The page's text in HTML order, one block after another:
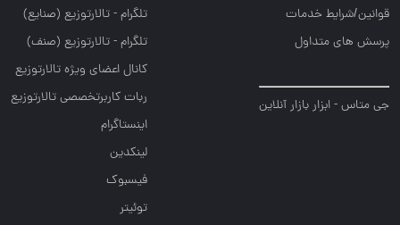
قوانین/شرایط خدمات
پرسش های متداول
جی متاس - ابزار بازار آنلاین
تلگرام - تالارتوزيع (صنايع)
تلگرام - تالارتوزیع (صنف)
کانال اعضای ویژه تالارتوزیع
ربات کاربرتخصصی تالارتوزیع
اینستاگرام
لینکدین
فیسبوک
توئیتر